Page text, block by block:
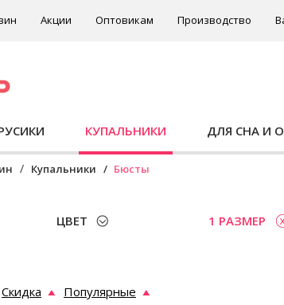
Акции Оптовикам Производство
КУПАЛЬНИКИ ДЛЯ СНА И
Купальники Бюсты
ЦВЕТ 1 РАЗМЕР
Скидка Популярные